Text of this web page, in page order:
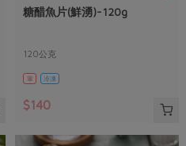
糖醋魚片(鮮湧)-120g
120公克
葷 冷凍
$140